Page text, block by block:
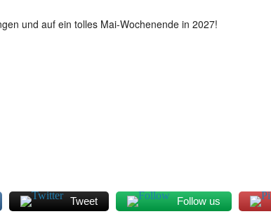
und auf ein tolles Mai-Wochenende in 2027!
Tweet Follow us